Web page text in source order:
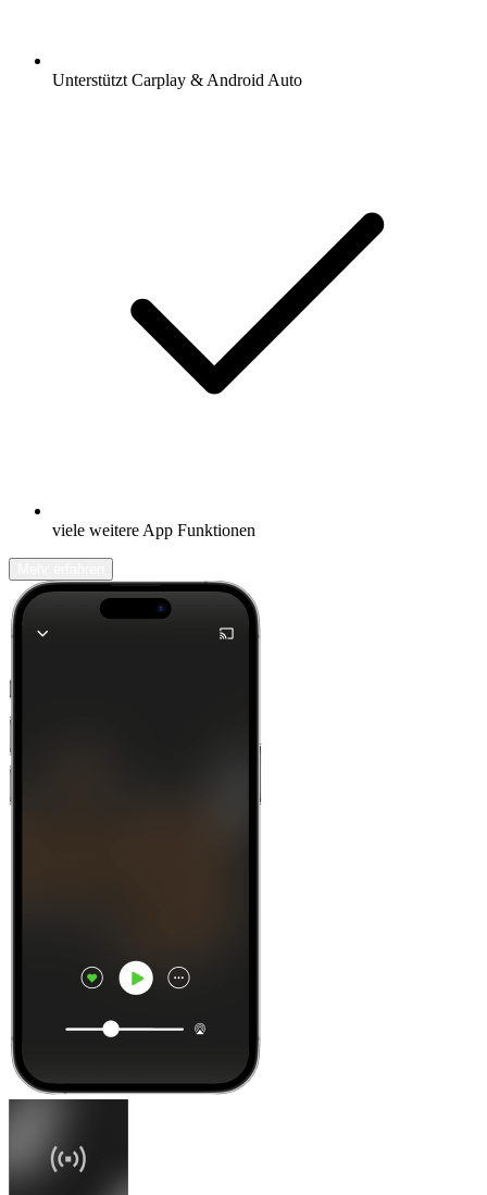
Unterstützt Carplay & Android Auto
viele weitere App Funktionen